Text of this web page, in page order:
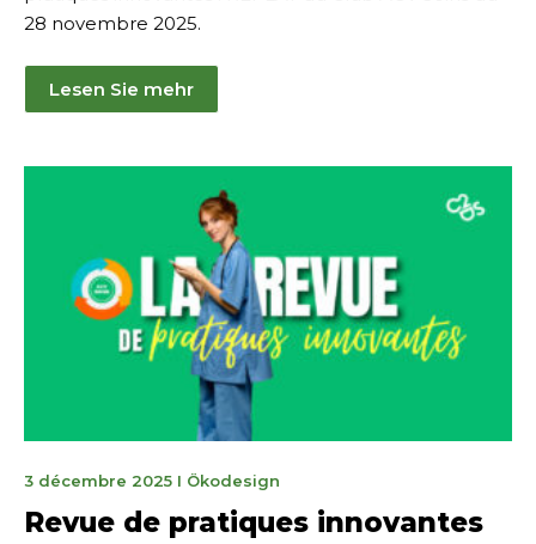
28 novembre 2025.
Lesen Sie mehr
3 décembre 20254
2026
I Ökodesign
Revue de pratiques innovantes